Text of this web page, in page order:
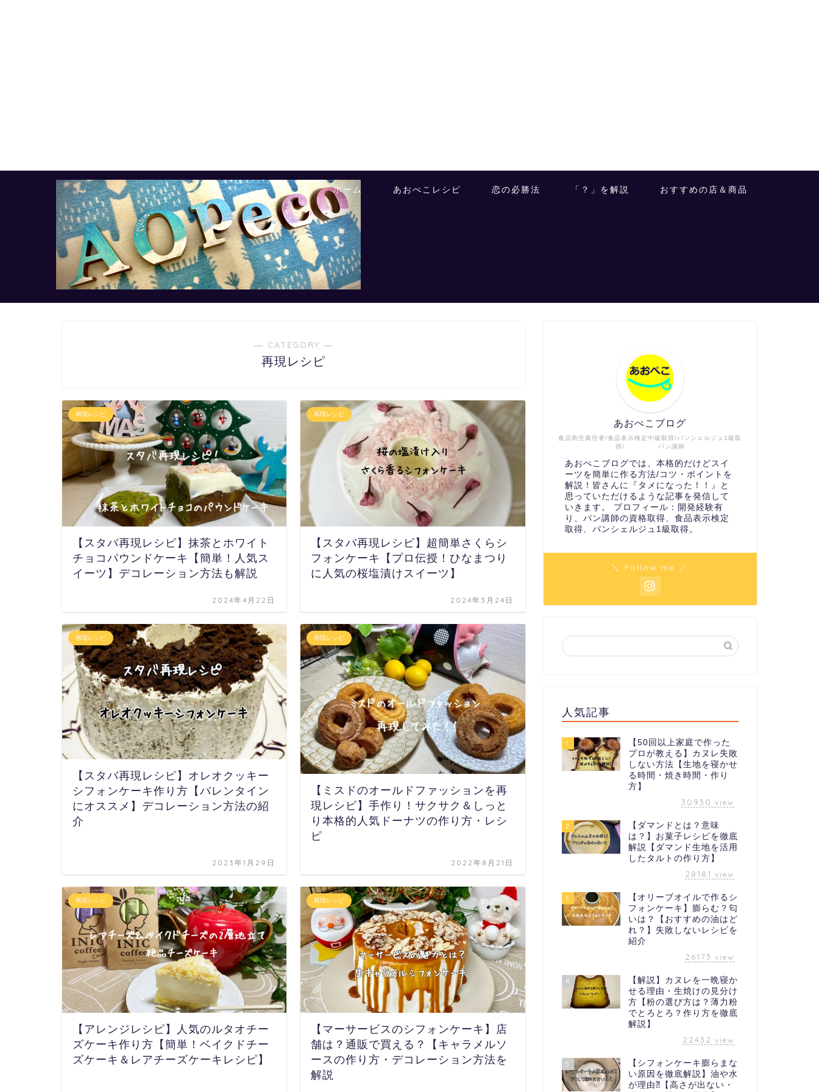
ホーム あおぺこレシピ 恋の必勝法 「？」を解説 おすすめの店＆商品
― CATEGORY ―
再現レシピ
再現レシピ
【スタバ再現レシピ】抹茶とホワイト
チョコパウンドケーキ【簡単！人気ス
イーツ】デコレーション方法も解説
2024年4月22日
再現レシピ
【スタバ再現レシピ】超簡単さくらシ
フォンケーキ【プロ伝授！ひなまつり
に人気の桜塩漬けスイーツ】
2024年3月24日
再現レシピ
【スタバ再現レシピ】オレオクッキー
シフォンケーキ作り方【バレンタイン
にオススメ】デコレーション方法の紹
介
2023年1月29日
再現レシピ
【ミスドのオールドファッションを再
現レシピ】手作り！サクサク＆しっと
り本格的人気ドーナツの作り方・レシ
ピ
2022年8月21日
再現レシピ
【アレンジレシピ】人気のルタオチー
ズケーキ作り方【簡単！ベイクドチー
ズケーキ＆レアチーズケーキレシピ】
再現レシピ
【マーサービスのシフォンケーキ】店
舗は？通販で買える？【キャラメルソ
ースの作り方・デコレーション方法を
解説
食品衛生責任者/食品表示検定中級取得/パンシェルジュ1級取
得/ パン講師
あおぺこブログ
あおぺこブログでは、本格的だけどスイ
ーツを簡単に作る方法/コツ・ポイントを
解説！皆さんに『タメになった！！』と
思っていただけるような記事を発信して
いきます。 プロフィール：開発経験有
り、パン講師の資格取得、食品表示検定
取得、パンシェルジュ1級取得。
＼ Follow me ／
人気記事
1
【50回以上家庭で作った
プロが教える】カヌレ失敗
しない方法【生地を寝かせ
る時間・焼き時間・作り
方】
30930 view
2
【ダマンドとは？意味
は？】お菓子レシピを徹底
解説【ダマンド生地を活用
したタルトの作り方】
28181 view
3
【オリーブオイルで作るシ
フォンケーキ】膨らむ？匂
いは？【おすすめの油はど
れ？】失敗しないレシピを
紹介
26173 view
4
【解説】カヌレを一晩寝か
せる理由・生焼けの見分け
方【粉の選び方は？薄力粉
でとろとろ？作り方を徹底
解説】
22432 view
5
【シフォンケーキ膨らまな
い原因を徹底解説】油や水
が理由⁈【高さが出ない・